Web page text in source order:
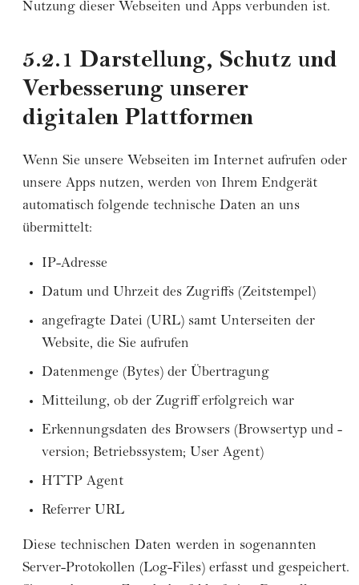
Nutzung dieser Webseiten und Apps verbunden ist.
5.2.1 Darstellung, Schutz und
Verbesserung unserer
digitalen Plattformen
Wenn Sie unsere Webseiten im Internet aufrufen oder
unsere Apps nutzen, werden von Ihrem Endgerät
automatisch folgende technische Daten an uns
übermittelt:
IP-Adresse
Datum und Uhrzeit des Zugriffs (Zeitstempel)
angefragte Datei (URL) samt Unterseiten der
Website, die Sie aufrufen
Datenmenge (Bytes) der Übertragung
Mitteilung, ob der Zugriff erfolgreich war
Erkennungsdaten des Browsers (Browsertyp und -
version; Betriebssystem; User Agent)
HTTP Agent
Referrer URL
Diese technischen Daten werden in sogenannten
Server-Protokollen (Log-Files) erfasst und gespeichert.